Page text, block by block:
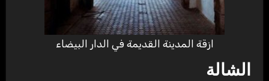
ازقة المدينة القديمة في الدار البيضاء
الشالة